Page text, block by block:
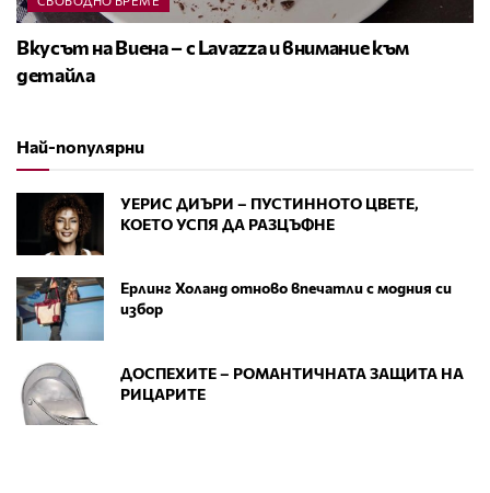
Вкусът на Виена – с Lavazza и внимание към
детайла
Най-популярни
УЕРИС ДИЪРИ – ПУСТИННОТО ЦВЕТЕ,
КОЕТО УСПЯ ДА РАЗЦЪФНЕ
Ерлинг Холанд отново впечатли с модния си
избор
ДОСПЕХИТЕ – РОМАНТИЧНАТА ЗАЩИТА НА
РИЦАРИТЕ